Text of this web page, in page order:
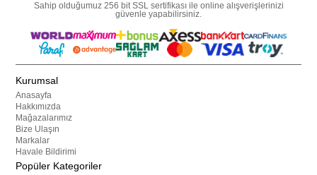
Sahip olduğumuz 256 bit SSL sertifikası ile online alışverişlerinizi
güvenle yapabilirsiniz.
Kurumsal
Anasayfa
Hakkımızda
Mağazalarımız
Bize Ulaşın
Markalar
Havale Bildirimi
Popüler Kategoriler